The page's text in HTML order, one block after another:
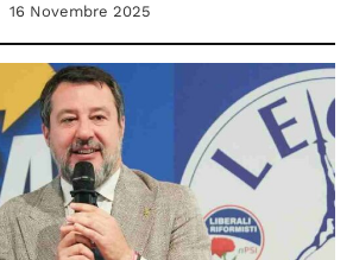
16 Novembre 2025